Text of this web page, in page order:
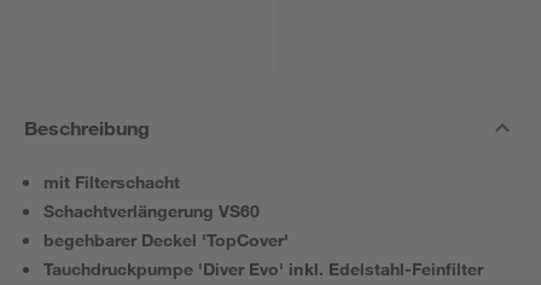
Beschreibung
mit Filterschacht
Schachtverlängerung VS60
begehbarer Deckel 'TopCover'
Tauchdruckpumpe 'Diver Evo' inkl. Edelstahl-Feinfilter